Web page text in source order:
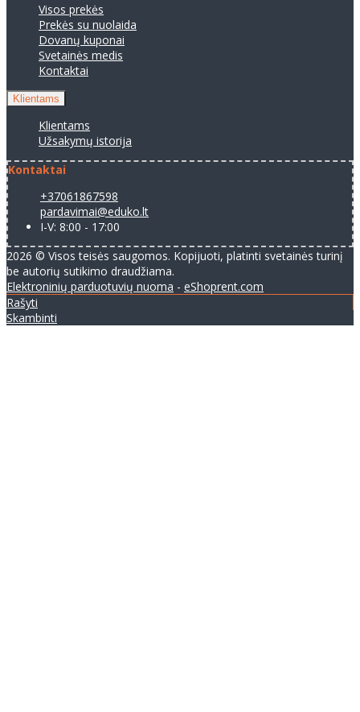
Visos prekės
Prekės su nuolaida
Dovanų kuponai
Svetainės medis
Kontaktai
Klientams
Klientams
Užsakymų istorija
Kontaktai
+37061867598
pardavimai@eduko.lt
I-V: 8:00 - 17:00
2026 © Visos teisės saugomos. Kopijuoti, platinti svetainės turinį
be autorių sutikimo draudžiama.
Elektroninių parduotuvių nuoma - eShoprent.com
Rašyti
Skambinti